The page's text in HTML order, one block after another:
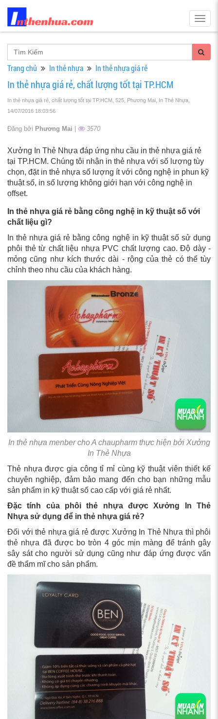
Trang chủ In thẻ nhựa In thẻ nhựa giá rẻ
In thẻ nhựa giá rẻ, chất lượng tốt tại TP.HCM
In thẻ nhựa giá rẻ, chất lượng tốt tại TP.HCM, 525, Phương Mai, In Thẻ Nhựa
14/07/2016 18:03:56
Đăng bởi Phương Mai | 3570
Xưởng In Thẻ Nhựa đáp ứng nhu cầu in thẻ nhựa giá rẻ
tại TP.HCM. Chúng tôi nhận in thẻ nhựa với số lượng tùy
chọn, đặt in thẻ nhựa số lượng ít với công nghệ in phun kỹ
thuật số, in số lượng không giới hạn với công nghệ in
offset.
In thẻ nhựa giá rẻ bằng công nghệ in kỹ thuật số với
chất liệu gì?
In thẻ nhựa giá rẻ bằng công nghệ in kỹ thuật số sử dụng
phôi thẻ từ chất liệu nhựa PVC chất lượng cao. Độ dày -
mỏng cũng như kích thước dài - rộng của thẻ có thể tùy
chỉnh theo nhu cầu của khách hàng.
In thẻ nhựa menber cho A chaupharm thực hiện bởi Xưởng
In Thẻ Nhựa
Thẻ nhựa được gia công tỉ mỉ cùng kỹ thuật viên thiết kế
chuyên nghiệp, đảm bảo mang đến cho bạn những mẫu
sản phẩm in kỹ thuật số cao cấp với giá rẻ nhất.
Đặc tính của phôi thẻ nhựa được Xưởng In Thẻ
Nhựa sử dụng để in thẻ nhựa giá rẻ?
Đối với thẻ nhựa giá rẻ được Xưởng In Thẻ Nhựa thì phôi
thẻ nhựa đã được bo tròn 4 góc mịn màng để tránh gây
sây sát cho người sử dụng cũng như đáp ứng được vấn
đề thẩm mĩ cho sản phẩm.